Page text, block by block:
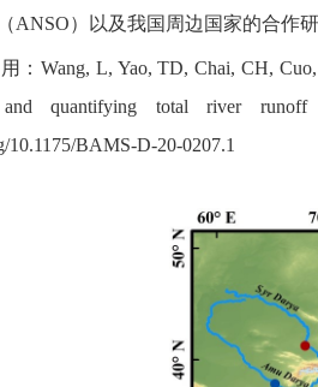
ANSO）以及我国周边国家的合作
：Wang, L, Yao, TD, Chai, CH,
and quantifying total river
10.1175/BAMS-D-20-0207.1